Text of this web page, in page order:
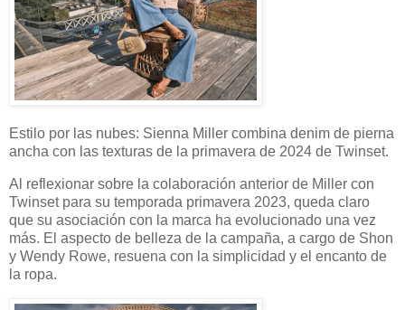
Estilo por las nubes: Sienna Miller combina denim de pierna
ancha con las texturas de la primavera de 2024 de Twinset.
Al reflexionar sobre la colaboración anterior de Miller con
Twinset para su temporada primavera 2023, queda claro
que su asociación con la marca ha evolucionado una vez
más. El aspecto de belleza de la campaña, a cargo de Shon
y Wendy Rowe, resuena con la simplicidad y el encanto de
la ropa.